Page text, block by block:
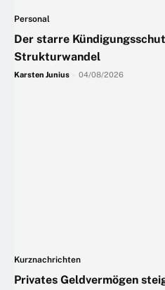
Personal
Der starre
Strukturwandel
Karsten Junius 04/08/2026
Kurznachrichten
Privates Geldvermögen